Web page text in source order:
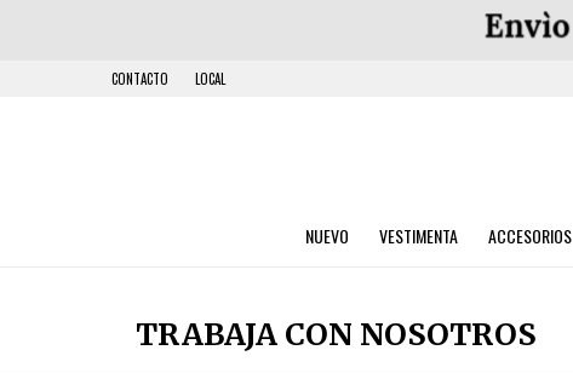
NUEVO VESTIMENTA ACCESORIOS
CONTACTO LOCAL
TRABAJA CON NOSOTROS